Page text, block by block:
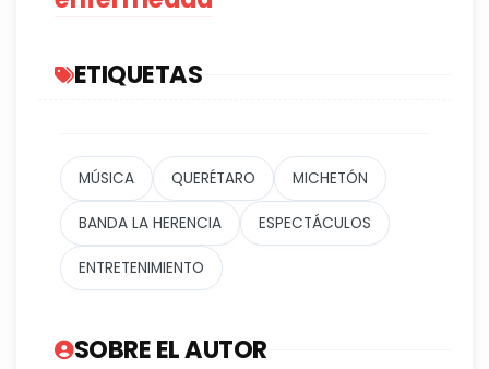
ETIQUETAS
MÚSICA QUERÉTARO MICHETÓN
BANDA LA HERENCIA ESPECTÁCULOS
ENTRETENIMIENTO
SOBRE EL AUTOR